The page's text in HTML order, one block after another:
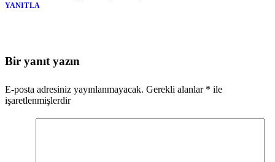
YANITLA
Bir yanıt yazın
E-posta adresiniz yayınlanmayacak. Gerekli alanlar * ile
işaretlenmişlerdir